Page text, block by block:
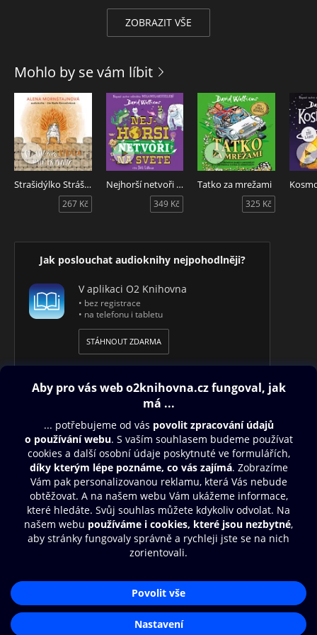
ZOBRAZIT VŠE
Mohlo by se vám líbit
Strašidýlko Stráša hasí průšvihy
267 Kč
Nejhorší netvoři na světě
349 Kč
Tatko za mrežami
325 Kč
Jak poslouchat audioknihy nejpohodlněji?
V aplikaci O2 Knihovna
• bez registrace
• na telefonu i tabletu
STÁHNOUT ZDARMA
Obsah ke stažení
Moje O2 Knihovna
Další zábava
© O2 Czech Republic a.s.
Zásady zpracování osobních údajůAplikace O2 Knihovna
Čti a poslouchej své e-knihy a